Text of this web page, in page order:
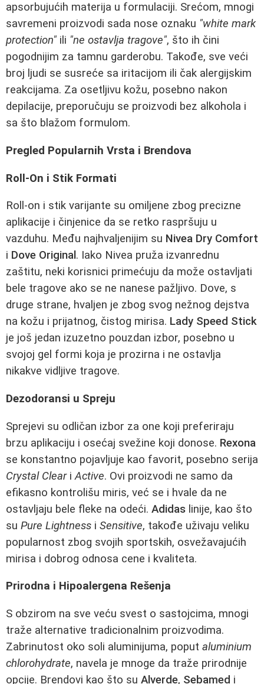
apsorbujućih materija u formulaciji. Srećom, mnogi
savremeni proizvodi sada nose oznaku "white mark
protection" ili "ne ostavlja tragove", što ih čini
pogodnijim za tamnu garderobu. Takođe, sve veći
broj ljudi se susreće sa iritacijom ili čak alergijskim
reakcijama. Za osetljivu kožu, posebno nakon
depilacije, preporučuju se proizvodi bez alkohola i
sa što blažom formulom.
Pregled Popularnih Vrsta i Brendova
Roll-On i Stik Formati
Roll-on i stik varijante su omiljene zbog precizne
aplikacije i činjenice da se retko raspršuju u
vazduhu. Među najhvaljenijim su Nivea Dry Comfort
i Dove Original . Iako Nivea pruža izvanrednu
zaštitu, neki korisnici primećuju da može ostavljati
bele tragove ako se ne nanese pažljivo. Dove, s
druge strane, hvaljen je zbog svog nežnog dejstva
na kožu i prijatnog, čistog mirisa. Lady Speed Stick
je još jedan izuzetno pouzdan izbor, posebno u
svojoj gel formi koja je prozirna i ne ostavlja
nikakve vidljive tragove.
Dezodoransi u Spreju
Sprejevi su odličan izbor za one koji preferiraju
brzu aplikaciju i osećaj svežine koji donose. Rexona
se konstantno pojavljuje kao favorit, posebno serija
Crystal CleariActive. Ovi proizvodi ne samo da
efikasno kontrolišu miris, već se i hvale da ne
ostavljaju bele fleke na odeći. Adidas linije, kao što
su Pure Lightness i Sensitive, takođe uživaju veliku
popularnost zbog svojih sportskih, osvežavajućih
mirisa i dobrog odnosa cene i kvaliteta.
Prirodna i Hipoalergena Rešenja
S obzirom na sve veću svest o sastojcima, mnogi
traže alternative tradicionalnim proizvodima.
Zabrinutost oko soli aluminijuma, poput aluminium
chlorohydrate, navela je mnoge da traže prirodnije
opcije. Brendovi kao što su Alverde, Sebamed i